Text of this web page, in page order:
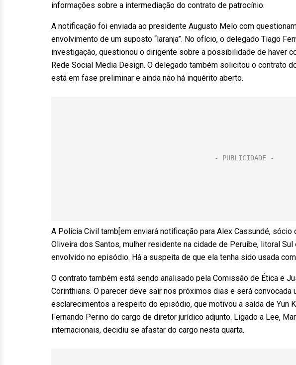
informações sobre a intermediação do contrato de patrocínio.
A notificação foi enviada ao presidente Augusto Melo com
envolvimento de um suposto “laranja”. No ofício, o delegado Tiago
investigação, questionou o dirigente sobre a possibilidade de haver
Rede Social Media Design. O delegado também solicitou o contrato
está em fase preliminar e ainda não há inquérito aberto.
A Polícia Civil tamb[em enviará notificação para Alex Cassundé, sócio
Oliveira dos Santos, mulher residente na cidade de Peruíbe, litoral
envolvido no episódio. Há a suspeita de que ela tenha sido usada
O contrato também está sendo analisado pela Comissão de Ética e
Corinthians. O parecer deve sair nos próximos dias e será convocada
esclarecimentos a respeito do episódio, que motivou a saída de Yun
Fernando Perino do cargo de diretor jurídico adjunto. Ligado a Lee,
internacionais, decidiu se afastar do cargo nesta quarta.